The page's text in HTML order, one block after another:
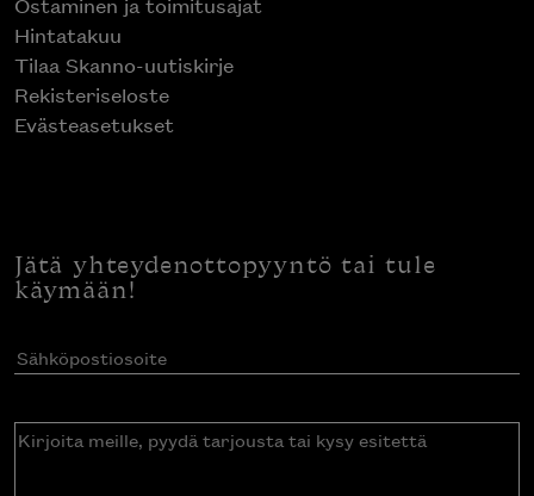
Ostaminen ja toimitusajat
Hintatakuu
Tilaa Skanno-uutiskirje
Rekisteriseloste
Evästeasetukset
Jätä yhteydenottopyyntö tai tule
käymään!
Sähköpostiosoite(Pakollinen)
Kirjoita